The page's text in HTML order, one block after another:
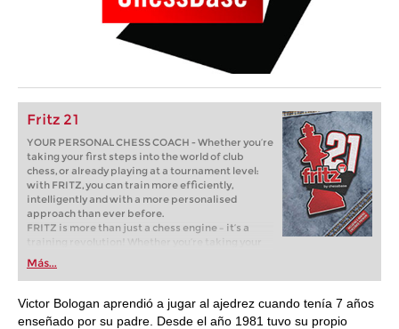
Fritz 21
YOUR PERSONAL CHESS COACH - Whether you’re
taking your first steps into the world of club
chess, or already playing at a tournament level:
with FRITZ, you can train more efficiently,
intelligently and with a more personalised
approach than ever before.
FRITZ is more than just a chess engine – it’s a
training revolution! Whether you’re taking your
first steps into the world of club chess, or already
playing at a tournament level: with FRITZ, you can
train more efficiently, intelligently and with a
more personalised approach than ever before.
Más...
Victor Bologan aprendió a jugar al ajedrez cuando tenía 7 años
enseñado por su padre. Desde el año 1981 tuvo su propio